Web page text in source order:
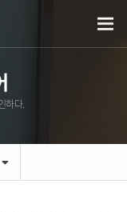
하다.